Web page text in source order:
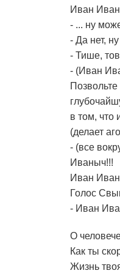
Иван
- ... ну
- Да нет,
- Тише,
- (Иван
в том, что
(делает
- (все
Иваныч!!!
Иван
Голос
- Иван
О
Как ты
Жизнь